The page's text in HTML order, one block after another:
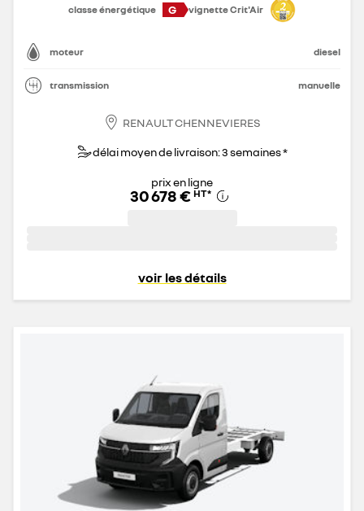
classe énergétique
G vignette Crit'Air
moteur diesel
transmission manuelle
RENAULT CHENNEVIERES
délai moyen de livraison: 3 semaines *
prix en ligne
30 678 € HT*
voir les détails